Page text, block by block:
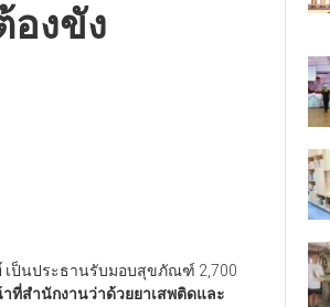
องขัง
เป็นประธานรับมอบสุขภัณฑ์ 2,700
าที่สำนักงานว่าด้วยยาเสพติดและ